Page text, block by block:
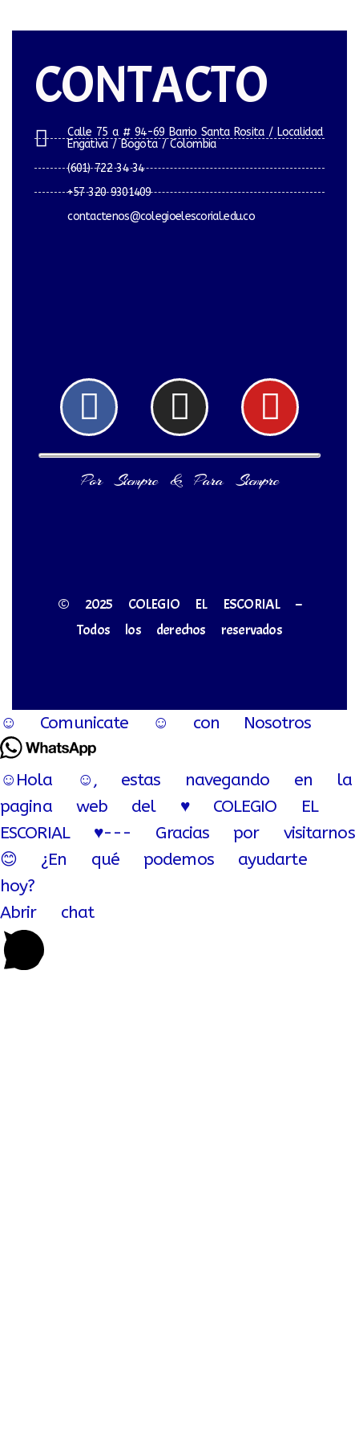
CONTACTO
Calle 75 a # 94-69 Barrio Santa Rosita / Localidad
Engativa / Bogota / Colombia
(601) 722 34 34
+57 320 9301409
contactenos@colegioelescorial.edu.co
FacebookInstagram
Por Siempre & Para Siempre
© 2025 COLEGIO EL ESCORIAL –
Todos los derechos reservados
☺ Comunicate ☺ con Nosotros
☺Hola ☺, estas navegando en la
pagina web del ♥ COLEGIO EL
ESCORIAL ♥--- Gracias por visitarnos
😊 ¿En qué podemos ayudarte
hoy?
Abrir chat